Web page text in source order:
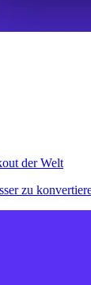
der Welt
zu